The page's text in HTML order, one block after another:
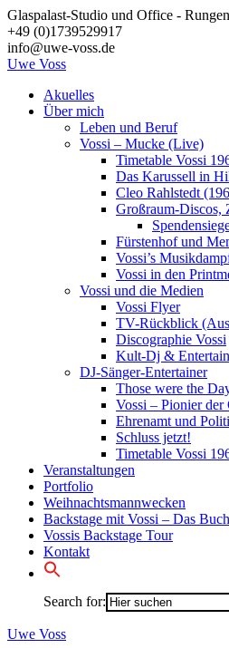
Zum
Inhalt
springen
Glaspalast-Studio und Office -
+49 (0)1739529917
info@uwe-voss.de
Uwe Voss
Akuelles
Über mich
Leben und Beruf
Vossi – Mucke (Live)
Timetable Vossi
Das Karussell in
Cleo Rahlstedt
Großraum-Discos,
Fürstenhof und
Vossi’s
Vossi in den
Vossi und die Medien
Vossi Flyer
TV-Rückblick
Discographie Vossi
Kult-Dj &
DJ-Sänger-Entertainer
Those were the
Vossi – Pionier
Ehrenamt und
Schluss jetzt!
Timetable Vossi
Veranstaltungen
Portfolio
Weihnachtsmannwecken
Backstage mit Vossi – Das Buch
Vossis Backstage Tour
Kontakt
Search for:
Uwe Voss